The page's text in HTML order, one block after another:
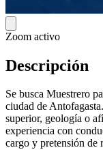
Zoom activo
Descripción
Se busca Muestrero
ciudad de
superior, geología o
experiencia con
cargo y pretensión de